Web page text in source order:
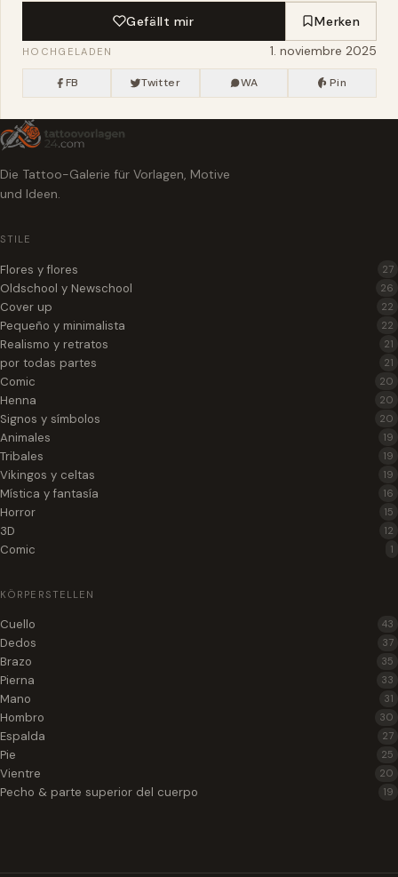
Gefällt mir Merken
HOCHGELADEN 1. noviembre 2025
FB Twitter WA Pin
Die Tattoo-Galerie für Vorlagen, Motive
und Ideen.
STILE
Flores y flores 27
Oldschool y Newschool 26
Cover up 22
Pequeño y minimalista 22
Realismo y retratos 21
por todas partes 21
Comic 20
Henna 20
Signos y símbolos 20
Animales 19
Tribales 19
Vikingos y celtas 19
Mística y fantasía 16
Horror 15
3D 12
Comic 1
KÖRPERSTELLEN
Cuello 43
Dedos 37
Brazo 35
Pierna 33
Mano 31
Hombro 30
Espalda 27
Pie 25
Vientre 20
Pecho & parte superior del cuerpo 19